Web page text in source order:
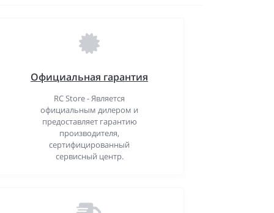
Официальная гарантия
RC Store - Является
официальным дилером и
предоставляет гарантию
производителя,
сертифицированный
сервисный центр.